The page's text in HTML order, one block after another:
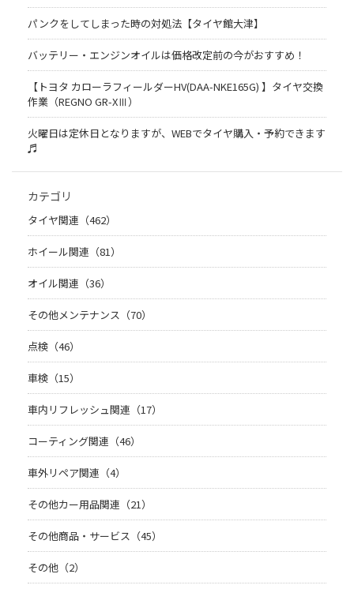
パンクをしてしまった時の対処法【タイヤ館大津】
バッテリー・エンジンオイルは価格改定前の今がおすすめ！
【トヨタ カローラフィールダーHV(DAA-NKE165G) 】タイヤ交換
作業（REGNO GR-XⅢ）
火曜日は定休日となりますが、WEBでタイヤ購入・予約できます
♬
カテゴリ
タイヤ関連（462）
ホイール関連（81）
オイル関連（36）
その他メンテナンス（70）
点検（46）
車検（15）
車内リフレッシュ関連（17）
コーティング関連（46）
車外リペア関連（4）
その他カー用品関連（21）
その他商品・サービス（45）
その他（2）